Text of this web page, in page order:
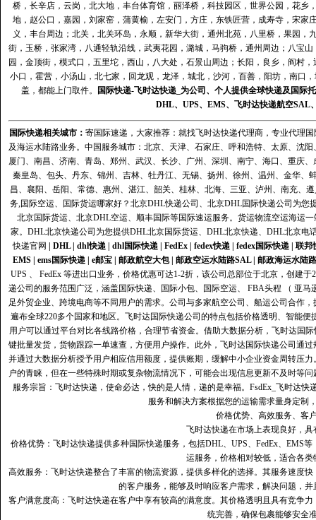
桥，长辛店，云岗，北大地，丰台体育馆，丽泽桥，科技园区，世界公园，花
地，赵公口，嘉园，刘家窑，蒲黄榆，左安门，方庄，东铁匠营，成寿寺，宋
义，丰台周边；北关，北关环岛，永顺，新华大街，通州北苑，八里桥，果园
街，玉桥，张家湾，八通轻轨沿线，武夷花园，潞城，马驹桥，通州周边；八宝
园，金顶街，模式口，五里坨，西山，八大处，石景山周边；长阳，良乡，阎村
小口，霍营，小汤山，北七家，回龙观，龙泽，城北，沙河，百善，阳坊，南口
盖，都能上门取件。
国际快递-飞时达快递_为公司、个人提供全球快递及国际
DHL、 UPS、 EMS、 飞时达快递航空SAL
国际快递相关城市： 寄国际速递，大家推荐：就找飞时达快递代理商，专业代理
及海运水陆路业务。中国服务城市：北京、天津、石家庄、呼和浩特、太原、沈
厦门、南昌、济南、青岛、郑州、武汉、长沙、广州、深圳、南宁、海口、重庆
秦皇岛、包头、丹东、锦州、吉林、牡丹江、无锡、扬州、徐州、温州、金华
昌、襄阳、岳阳、常德、惠州、湛江、韶关、桂林、北海、三亚、泸州、南充、
务,国际空运、国际货运哪家好？北京DHL快递公司、北京DHL国际快递公司为
北京国际货运、北京DHL空运、顺丰国际等国际速运服务。货运物流空运海运
家。DHL北京快递公司为您提供DHL北京国际货运、DHL北京快递、DHL北京电
快递官网
DHL| dhl快递| dhl国际快递| FedEx| fedex快递| fedex国际快递| 联邦
EMS| ems国际快递| e邮宝| 邮政航空大包| 邮政空运水陆路SAL| 邮政海运水陆路
UPS 、 FedEx 等进出口业务，价格优惠可达1-2折，该公司总部位于北京，创建
递公司的服务范围广泛，涵盖国际快递、国际小包、国际空运、 FBA头程 （ 亚
足外贸企业、跨境电商等不同用户的需求。公司与多家航空公司、船运公司合作
遍布全球220多个国家和地区。飞时达国际快递公司的特点包括价格透明、智能
用户可以通过平台对比各线路价格，合理节省资金。借助大数据分析，飞时达国
键批量发货，货物跟踪一单速查，方便用户操作。此外，飞时达国际快递公司通
并通过大数据分析授予用户相应信用额度，提供账期，缓解中小企业资金周转压
户的青睐，但在一些特殊时期或复杂物流情况下，可能会出现信息更新不及时等
服务宗旨：飞时达快递，使命必达，快的是人情，递的是幸福。FsdEx_飞时达
服务和解决方案根据您的运输需求量身定制
价格优势、高效服务、客
飞时达快递在市场上表现良好，
价格优势：飞时达快递提供多种国际快递服务，包括DHL、UPS、FedEx、EMS
运服务，价格相对较低，适合各
高效服务：飞时达快递整合了丰富的物流资源，提供多样化的选择。其服务速度
的客户服务，能够及时响应客户需求，解决问题，
客户满意度高‌：飞时达快递在客户中享有较高的满意度。其价格透明且具有竞争
统完善，确保包裹能够安全